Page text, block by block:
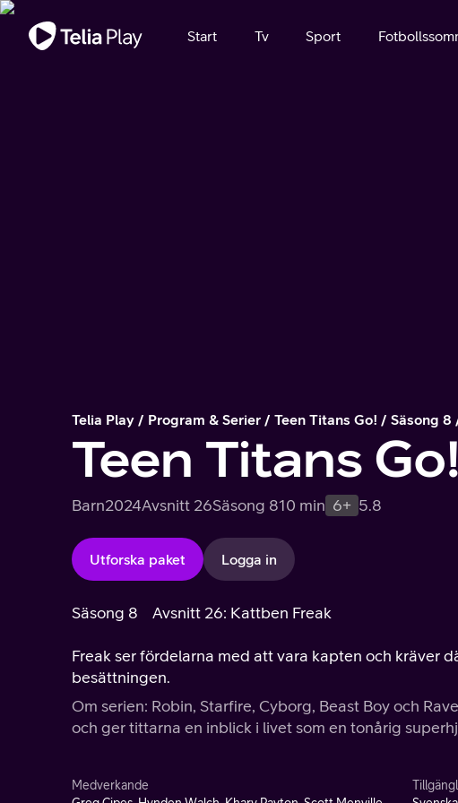
Viktigt meddelande
Start Tv Sport
Telia Play Program & Serier Teen Titans Go! Säsong 8
Teen Titans Go!
Barn2024Avsnitt 26Säsong 810 min 6+ 5.8
Utforska paket Logga in
Säsong 8 Avsnitt 26: Kattben Freak
Freak ser fördelarna med att vara kapten och kräver
besättningen.
Om serien: Robin, Starfire, Cyborg, Beast Boy och
och ger tittarna en inblick i livet som en tonårig
Medverkande